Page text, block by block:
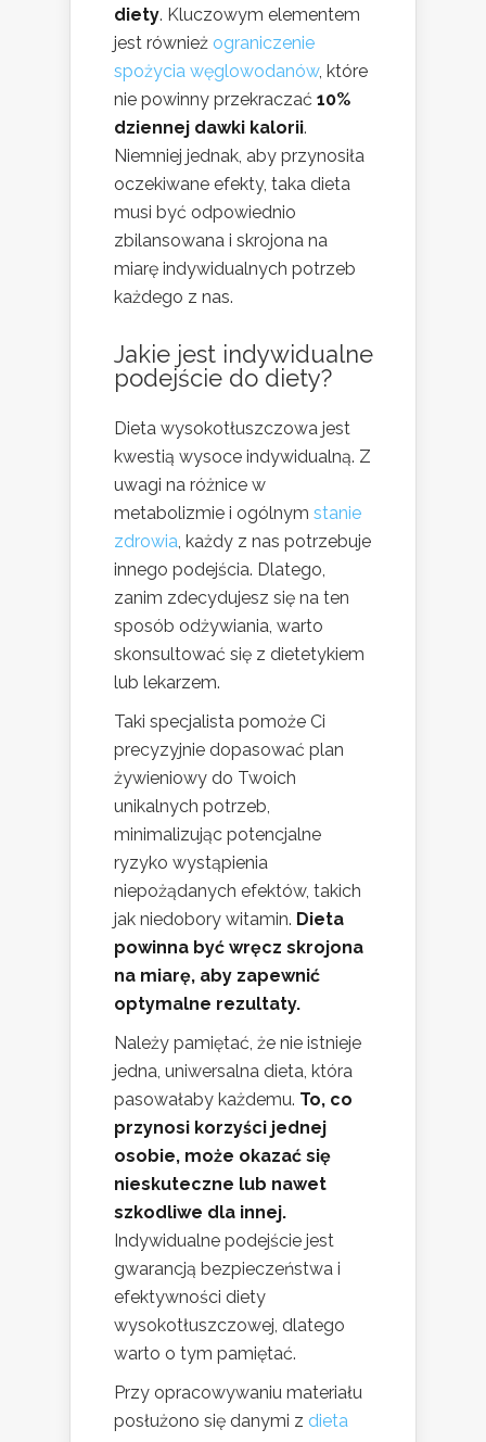
diety. Kluczowym elementem
jest również ograniczenie
spożycia węglowodanów, które
nie powinny przekraczać 10%
dziennej dawki kalorii.
Niemniej jednak, aby przynosiła
oczekiwane efekty, taka dieta
musi być odpowiednio
zbilansowana i skrojona na
miarę indywidualnych potrzeb
każdego z nas.
Jakie jest indywidualne
podejście do diety?
Dieta wysokotłuszczowa jest
kwestią wysoce indywidualną. Z
uwagi na różnice w
metabolizmie i ogólnym stanie
zdrowia, każdy z nas potrzebuje
innego podejścia. Dlatego,
zanim zdecydujesz się na ten
sposób odżywiania, warto
skonsultować się z dietetykiem
lub lekarzem.
Taki specjalista pomoże Ci
precyzyjnie dopasować plan
żywieniowy do Twoich
unikalnych potrzeb,
minimalizując potencjalne
ryzyko wystąpienia
niepożądanych efektów, takich
jak niedobory witamin. Dieta
powinna być wręcz skrojona
na miarę, aby zapewnić
optymalne rezultaty.
Należy pamiętać, że nie istnieje
jedna, uniwersalna dieta, która
pasowałaby każdemu. To, co
przynosi korzyści jednej
osobie, może okazać się
nieskuteczne lub nawet
szkodliwe dla innej.
Indywidualne podejście jest
gwarancją bezpieczeństwa i
efektywności diety
wysokotłuszczowej, dlatego
warto o tym pamiętać.
Przy opracowywaniu materiału
posłużono się danymi z dieta